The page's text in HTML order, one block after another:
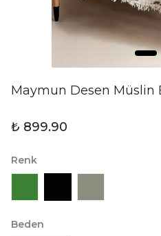
Maymun Desen Müslin
₺ 899.90
Renk
Beden